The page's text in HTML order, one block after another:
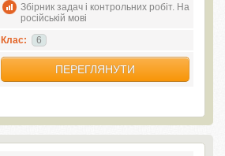
Збірник задач і контрольних робіт. На
російській мові
Клас:
6
ПЕРЕГЛЯНУТИ